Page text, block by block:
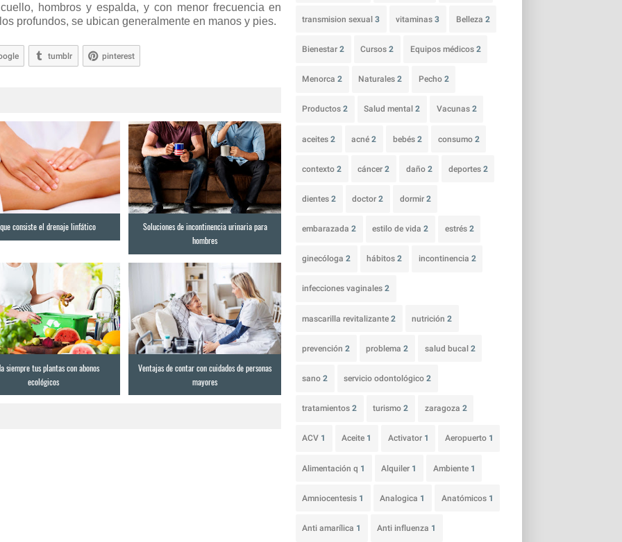
hombros y espalda, y con menor frecuencia en
profundos, se ubican generalmente en manos y pies.
tumblr pinterest
consiste el drenaje linfático
Soluciones de incontinencia urinaria para
hombres
siempre tus plantas con abonos
ecológicos
Ventajas de contar con cuidados de personas
mayores
transmision sexual3 vitaminas3 Belleza 2
Bienestar2 Cursos2 Equipos médicos 2
Menorca2 Naturales2 Pecho 2
Productos2 Salud mental2 Vacunas 2
aceites2 acné2 bebés 2 consumo 2
contexto2 cáncer2 daño 2 deportes 2
dientes2 doctor2 dormir 2
embarazada2 estilo de vida2 estrés 2
ginecóloga2 hábitos2 incontinencia 2
infecciones vaginales2
mascarilla revitalizante2 nutrición2
prevención2 problema2 salud bucal 2
sano2 servicio odontológico2
tratamientos2 turismo2 zaragoza 2
ACV 1 Aceite 1 Activator 1 Aeropuerto 1
Alimentación q 1 Alquiler 1 Ambiente 1
Amniocentesis 1 Analogica 1 Anatómicos 1
Anti amarílica 1 Anti influenza 1